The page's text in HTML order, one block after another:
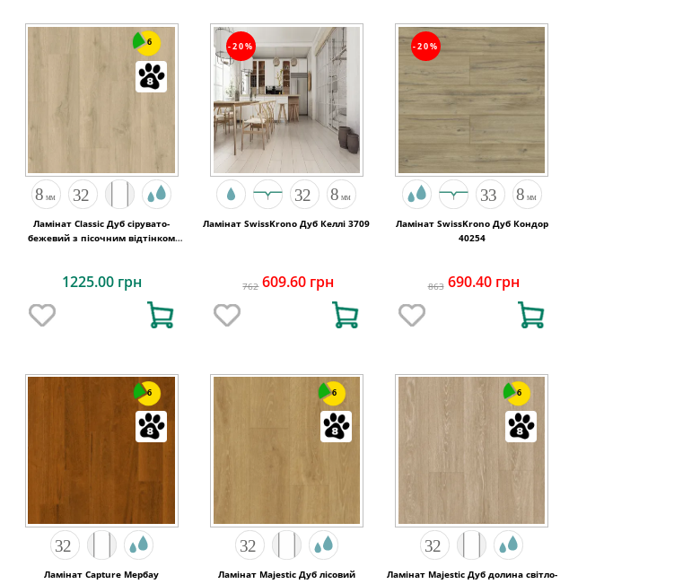
6
Ламінат Classic Дуб сірувато-
бежевий з пісочним відтінком
1225.00 грн
-20%
Ламінат SwissKrono Дуб Келлі 3709
762 609.60 грн
-20%
Ламінат SwissKrono Дуб Кондор
40254
863 690.40 грн
6
Ламінат Capture Мербау
6
Ламінат Majestic Дуб лісовий
6
Ламінат Majestic Дуб долина світло-